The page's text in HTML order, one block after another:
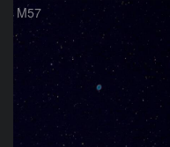
M57